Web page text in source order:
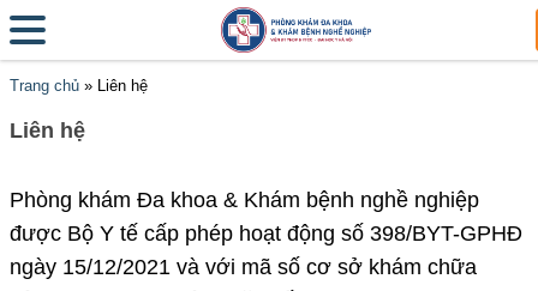
Trang chủ » Liên hệ
Liên hệ
Phòng khám Đa khoa & Khám bệnh nghề nghiệp
được Bộ Y tế cấp phép hoạt động số 398/BYT-GPHĐ
ngày 15/12/2021 và với mã số cơ sở khám chữa